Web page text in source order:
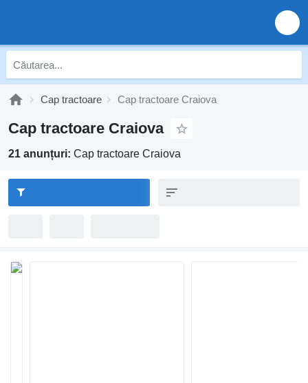
Cap tractoare Cap tractoare Craiova
Cap tractoare Craiova
21 anunțuri: Cap tractoare Craiova